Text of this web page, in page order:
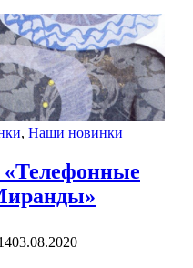
, Наши новинки
«Телефонные
03.08.2020